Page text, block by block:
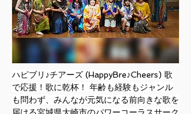
ハピブリ♪チアーズ (HappyBre♪Cheers) 歌
で応援！歌に乾杯！ 年齢も経験もジャンル
も問わず、みんなが元気になる前向きな歌を